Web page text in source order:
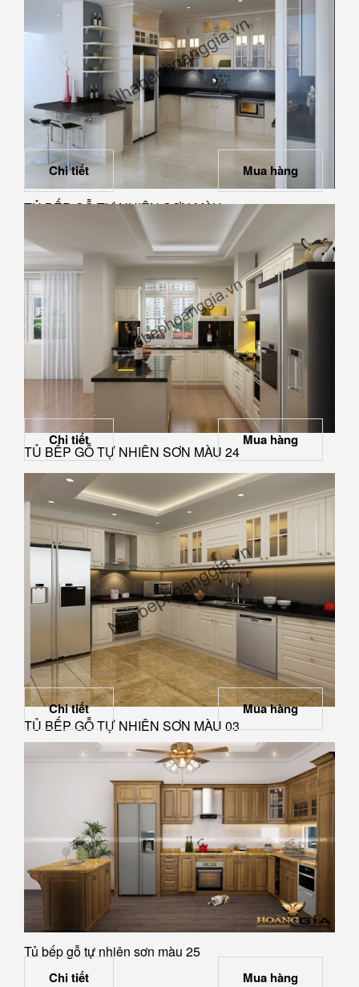
TỦ BẾP GỖ TỰ NHIÊN SƠN MÀU 13
Chi tiết Mua hàng
TỦ BẾP GỖ TỰ NHIÊN SƠN MÀU 24
Chi tiết Mua hàng
TỦ BẾP GỖ TỰ NHIÊN SƠN MÀU 03
Chi tiết Mua hàng
Tủ bếp gỗ tự nhiên sơn màu 25
Chi tiết Mua hàng